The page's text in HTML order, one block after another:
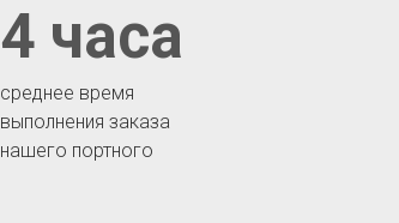
среднее время
выполнения заказа
нашего портного
4 часа